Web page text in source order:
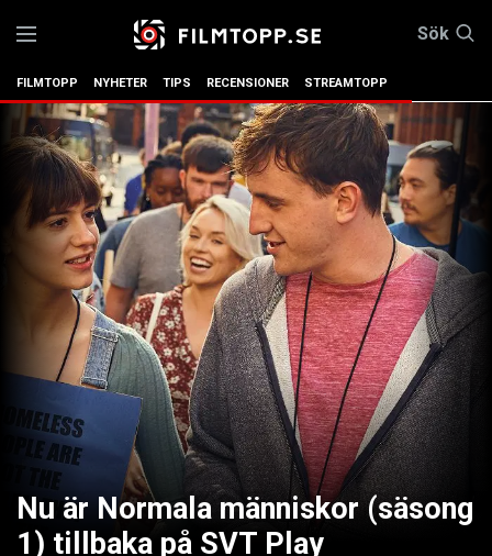
Sök
FILMTOPP NYHETER TIPS RECENSIONER STREAMTOPP
Nu är Normala människor (säsong
1) tillbaka på SVT Play